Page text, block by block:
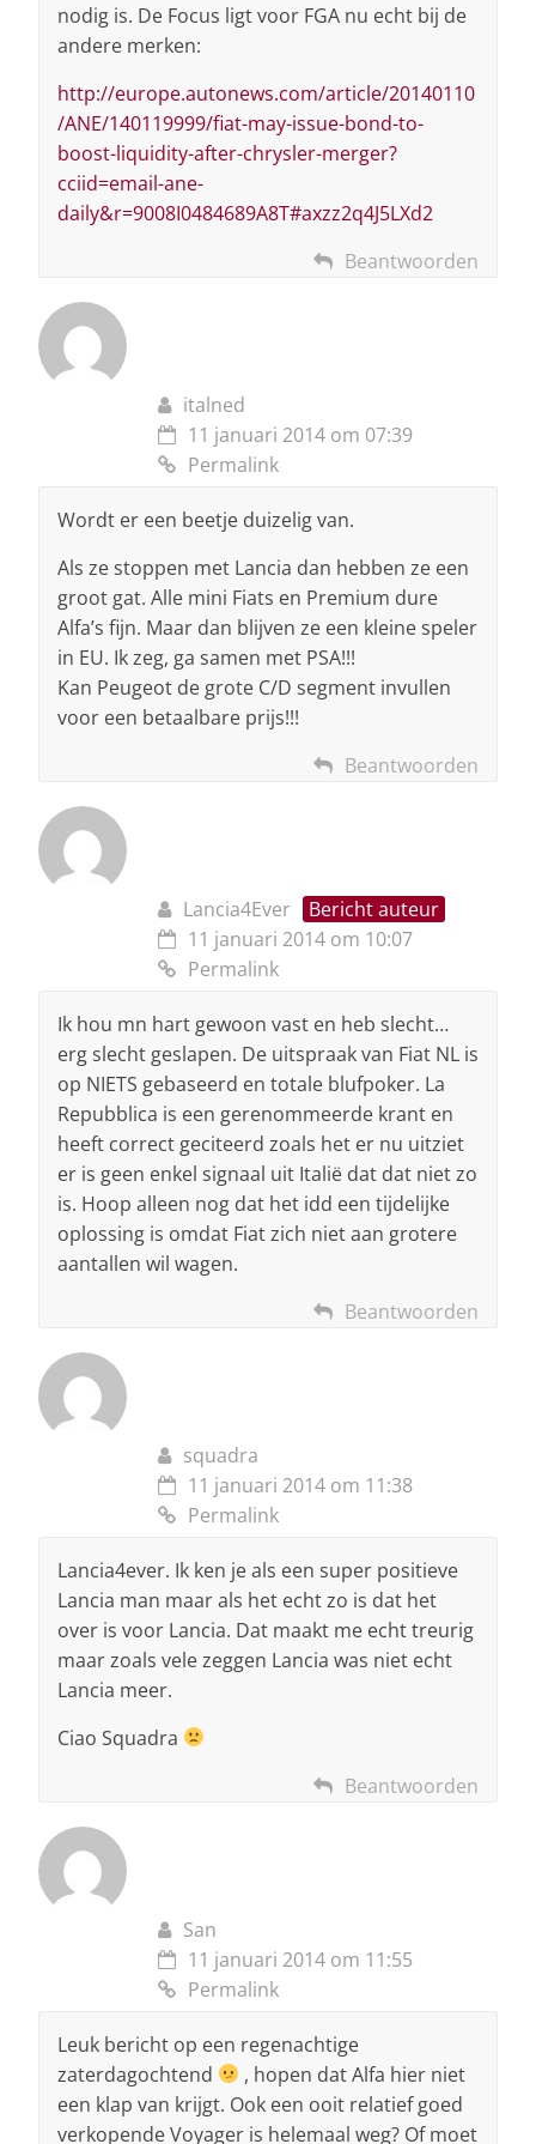
nodig is. De Focus ligt voor FGA nu echt bij de
andere merken:
http://europe.autonews.com/article/20140110
/ANE/140119999/fiat-may-issue-bond-to-
boost-liquidity-after-chrysler-merger?
cciid=email-ane-
daily&r=9008I0484689A8T#axzz2q4J5LXd2
Beantwoorden
italned
11 januari 2014 om 07:39
Permalink
Wordt er een beetje duizelig van.
Als ze stoppen met Lancia dan hebben ze een
groot gat. Alle mini Fiats en Premium dure
Alfa’s fijn. Maar dan blijven ze een kleine speler
in EU. Ik zeg, ga samen met PSA!!!
Kan Peugeot de grote C/D segment invullen
voor een betaalbare prijs!!!
Beantwoorden
Lancia4Ever
Bericht auteur
11 januari 2014 om 10:07
Permalink
Ik hou mn hart gewoon vast en heb slecht…
erg slecht geslapen. De uitspraak van Fiat NL is
op NIETS gebaseerd en totale blufpoker. La
Repubblica is een gerenommeerde krant en
heeft correct geciteerd zoals het er nu uitziet
er is geen enkel signaal uit Italië dat dat niet zo
is. Hoop alleen nog dat het idd een tijdelijke
oplossing is omdat Fiat zich niet aan grotere
aantallen wil wagen.
Beantwoorden
squadra
11 januari 2014 om 11:38
Permalink
Lancia4ever. Ik ken je als een super positieve
Lancia man maar als het echt zo is dat het
over is voor Lancia. Dat maakt me echt treurig
maar zoals vele zeggen Lancia was niet echt
Lancia meer.
Ciao Squadra
Beantwoorden
San
11 januari 2014 om 11:55
Permalink
Leuk bericht op een regenachtige
zaterdagochtend
, hopen dat Alfa hier niet
een klap van krijgt. Ook een ooit relatief goed
verkopende Voyager is helemaal weg? Of moet